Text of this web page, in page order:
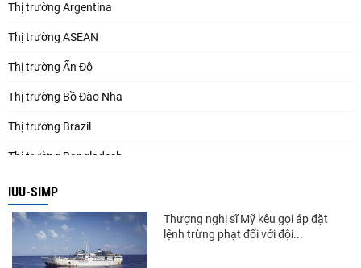
Thị trường Argentina
Thị trường ASEAN
Thị trường Ấn Độ
Thị trường Bồ Đào Nha
Thị trường Brazil
Thị trường Bangladesh
Thị trường Chile
Thị trường Canada
Thị trường Ecuador
IUU-SIMP
Thượng nghị sĩ Mỹ kêu gọi áp đặt
lệnh trừng phạt đối với đội...